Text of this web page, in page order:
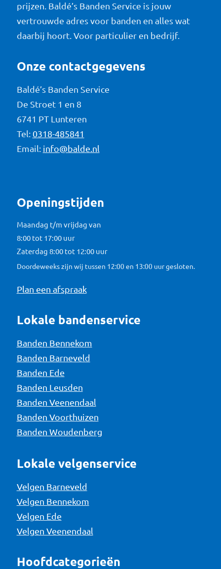
prijzen. Baldé’s Banden Service is jouw
vertrouwde adres voor banden en alles wat
daarbij hoort. Voor particulier en bedrijf.
Onze contactgegevens
Baldé’s Banden Service
De Stroet 1 en 8
6741 PT Lunteren
Tel: 0318-485841
Email: info@balde.nl
Openingstijden
Maandag t/m vrijdag van
8:00 tot 17:00 uur
Zaterdag 8:00 tot 12:00 uur
Doordeweeks zijn wij tussen 12:00 en 13:00 uur gesloten.
Plan een afspraak
Lokale bandenservice
Banden Bennekom
Banden Barneveld
Banden Ede
Banden Leusden
Banden Veenendaal
Banden Voorthuizen
Banden Woudenberg
Lokale velgenservice
Velgen Barneveld
Velgen Bennekom
Velgen Ede
Velgen Veenendaal
Hoofdcategorieën